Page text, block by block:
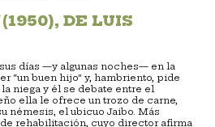
(1950), DE LUIS
días —y algunas noches— en la
“un buen hijo” y, hambriento, pide
niega y él se debate entre el
ella le ofrece un trozo de carne,
némesis, el ubicuo Jaibo. Más
rehabilitación, cuyo director afirma